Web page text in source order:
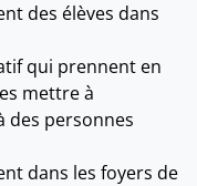
des élèves dans
qui prennent en
mettre à
des personnes
dans les foyers de